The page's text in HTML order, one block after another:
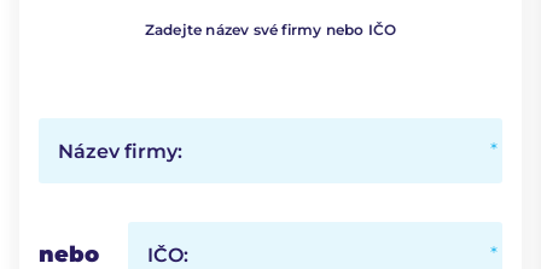
Zadejte název své firmy nebo IČO
Název firmy:
nebo IČO: